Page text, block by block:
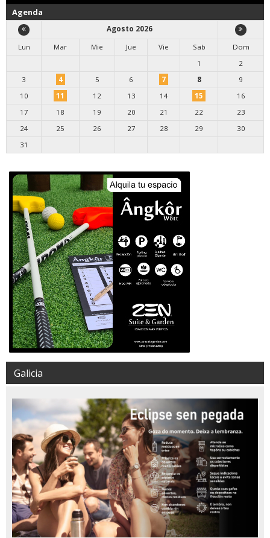
Agenda
Agosto 2026
Lun
Mar Mie Jue Vie Sab
Dom
1
2
3
4 5 6 7 8
9
10
11 12 13 14 15
16
17
18 19 20 21 22
23
24
25 26 27 28 29
30
31
Galicia